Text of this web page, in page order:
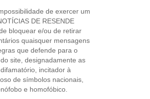
de exercer um
DE RESENDE
bloquear e/ou de retirar
quaisquer mensagens
que defende para o
site, designadamente as
incitador à
de símbolos nacionais,
e homofóbico.